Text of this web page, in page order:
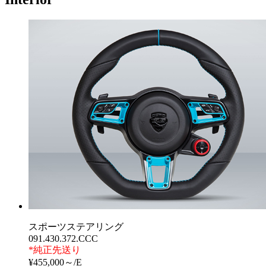
スポーツステアリング
091.430.372.CCC
*純正先送り
¥455,000～/E